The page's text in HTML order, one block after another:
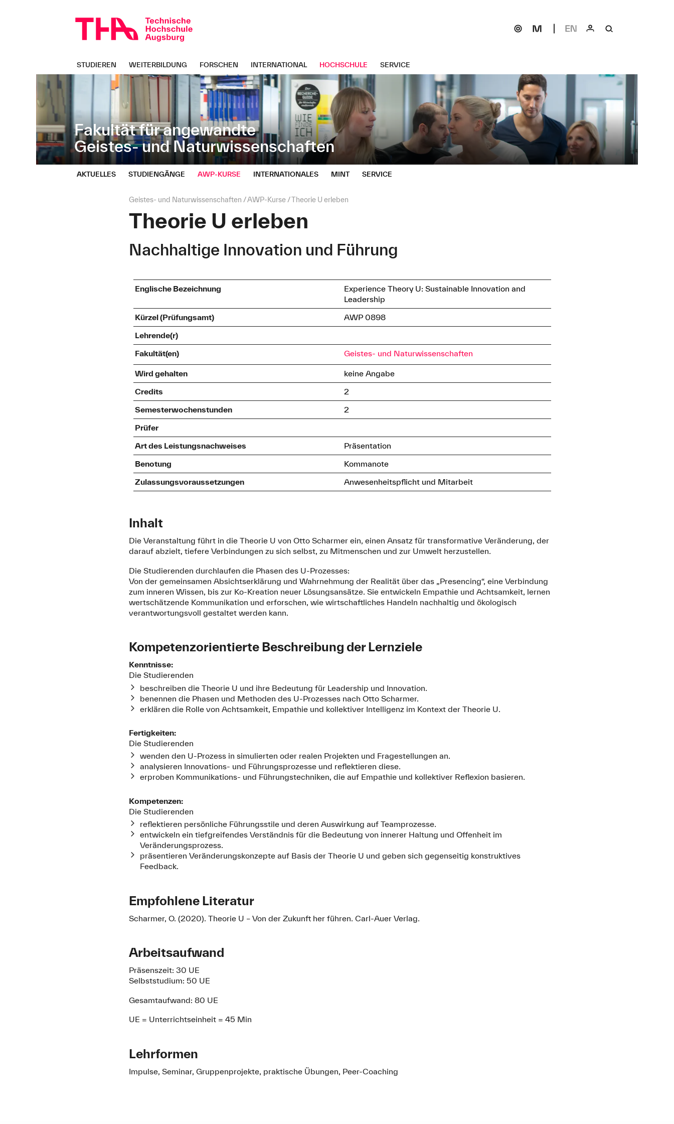
überspringen
Fakultät für angewandte
Geistes- und Naturwissenschaften
STUDIEREN WEITERBILDUNG FORSCHEN INTERNATIONAL HOCHSCHULE SERVICE
AKTUELLES STUDIENGÄNGE AWP‑KURSE INTERNATIONALES MINT SERVICE
Seitenpfad:
Geistes- und Naturwissenschaften AWP‑Kurse Theorie U erleben
Theorie U erleben
Nachhaltige Innovation und Führung
Englische Bezeichnung
Experience Theory U: Sustainable Innovation and
Leadership
Kürzel (Prüfungsamt)
AWP 0898
Lehrende(r)
Fakultät(en)
Geistes- und Naturwissenschaften
Wird gehalten
keine Angabe
Credits
2
Semesterwochenstunden
2
Prüfer
Art des Leistungsnachweises
Präsentation
Benotung
Kommanote
Zulassungsvoraussetzungen
Anwesenheitspflicht und Mitarbeit
Inhalt
Die Veranstaltung führt in die Theorie U von Otto Scharmer ein, einen Ansatz für transformative Veränderung, der
darauf abzielt, tiefere Verbindungen zu sich selbst, zu Mitmenschen und zur Umwelt herzustellen.
Die Studierenden durchlaufen die Phasen des U-Prozesses:
Von der gemeinsamen Absichtserklärung und Wahrnehmung der Realität über das „Presencing“, eine Verbindung
zum inneren Wissen, bis zur Ko-Kreation neuer Lösungsansätze. Sie entwickeln Empathie und Achtsamkeit, lernen
wertschätzende Kommunikation und erforschen, wie wirtschaftliches Handeln nachhaltig und ökologisch
verantwortungsvoll gestaltet werden kann.
Kompetenzorientierte Beschreibung der Lernziele
Kenntnisse:
Die Studierenden
beschreiben die Theorie U und ihre Bedeutung für Leadership und Innovation.
benennen die Phasen und Methoden des U-Prozesses nach Otto Scharmer.
erklären die Rolle von Achtsamkeit, Empathie und kollektiver Intelligenz im Kontext der Theorie U.
Fertigkeiten:
Die Studierenden
wenden den U-Prozess in simulierten oder realen Projekten und Fragestellungen an.
analysieren Innovations- und Führungsprozesse und reflektieren diese.
erproben Kommunikations- und Führungstechniken, die auf Empathie und kollektiver Reflexion basieren.
Kompetenzen:
Die Studierenden
reflektieren persönliche Führungsstile und deren Auswirkung auf Teamprozesse.
entwickeln ein tiefgreifendes Verständnis für die Bedeutung von innerer Haltung und Offenheit im
Veränderungsprozess.
präsentieren Veränderungskonzepte auf Basis der Theorie U und geben sich gegenseitig konstruktives
Feedback.
Empfohlene Literatur
Scharmer, O. (2020). Theorie U – Von der Zukunft her führen. Carl-Auer Verlag.
Arbeitsaufwand
Präsenszeit: 30 UE
Selbststudium: 50 UE
Gesamtaufwand: 80 UE
UE = Unterrichtseinheit = 45 Min
Lehrformen
Impulse, Seminar, Gruppenprojekte, praktische Übungen, Peer-Coaching